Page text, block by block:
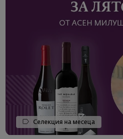
Селекция на месеца